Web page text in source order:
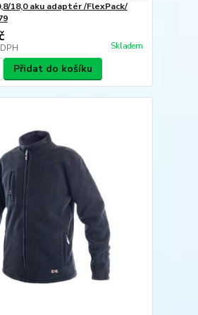
18,0 aku adaptér /FlexPack/
Skladem
Přidat do košíku